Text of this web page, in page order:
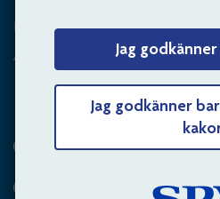
Jag
Jag godkänner
Kontakta oss
Arbetsgivare – skicka
Hitta svaret på din fråga
Andra sätt att kontakta oss